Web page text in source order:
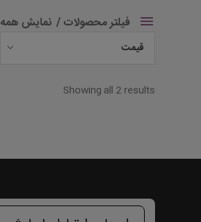
فیلتر محصولات نمایش همه 2 نتایج
قیمت
Showing all 2 results